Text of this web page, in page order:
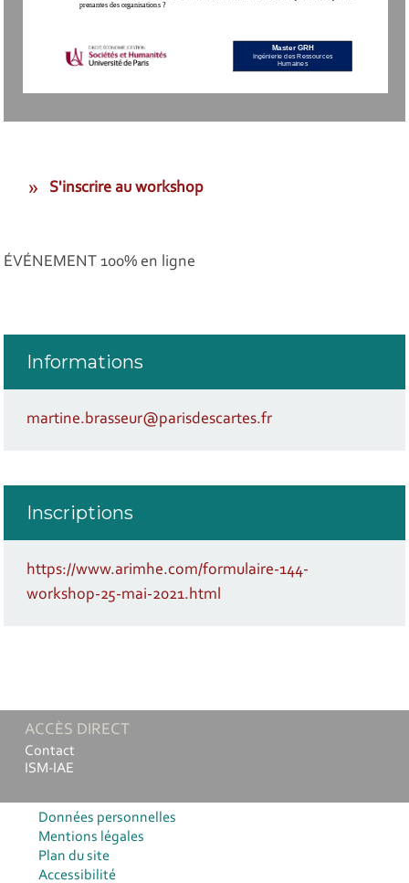
Master GRH
Ingénierie des Ressources
Humaines
prenantes des organisations ?
S'inscrire au workshop
ÉVÉNEMENT 100% en ligne
Informations
martine.brasseur@parisdescartes.fr
Inscriptions
https://www.arimhe.com/formulaire-144-
workshop-25-mai-2021.html
ACCÈS DIRECT
Contact
ISM-IAE
Données personnelles
Mentions légales
Plan du site
Accessibilité